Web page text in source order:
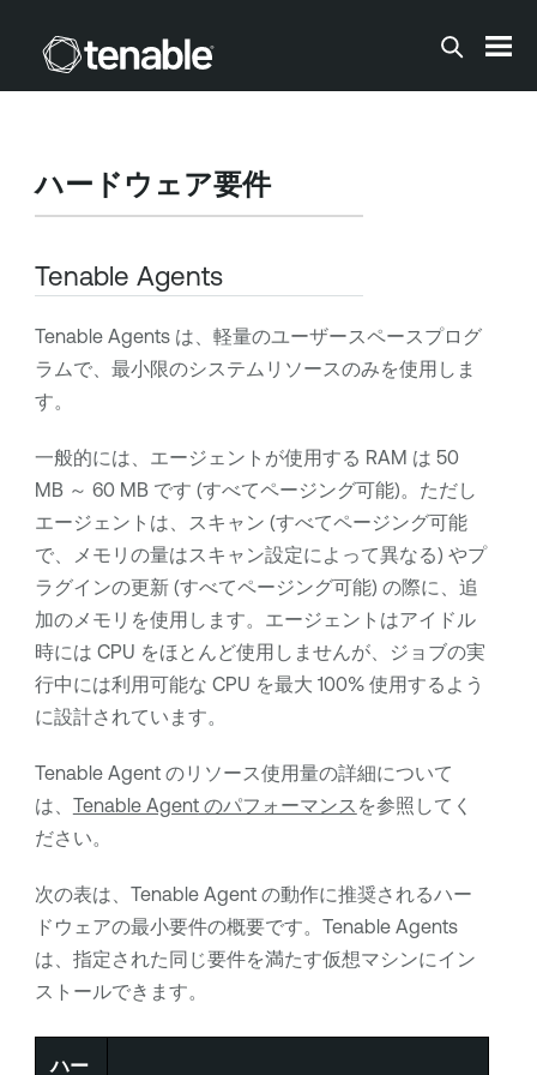
メインコンテンツに移動する
ハードウェア要件
Tenable Agents
Tenable Agentsは、軽量のユーザースペースプログ
ラムで、最小限のシステムリソースのみを使用しま
す。
一般的には、エージェントが使用する RAM は 50
MB ～ 60 MB です (すべてページング可能)。ただし
エージェントは、スキャン (すべてページング可能
で、メモリの量はスキャン設定によって異なる) やプ
ラグインの更新 (すべてページング可能) の際に、追
加のメモリを使用します。エージェントはアイドル
時には CPU をほとんど使用しませんが、ジョブの実
行中には利用可能な CPU を最大 100% 使用するよう
に設計されています。
Tenable Agentのリソース使用量の詳細について
は、 Tenable Agentのパフォーマンス を参照してく
ださい。
次の表は、 Tenable Agentの動作に推奨されるハー
ドウェアの最小要件の概要です。 Tenable Agents
は、指定された同じ要件を満たす仮想マシンにイン
ストールできます。
ハー